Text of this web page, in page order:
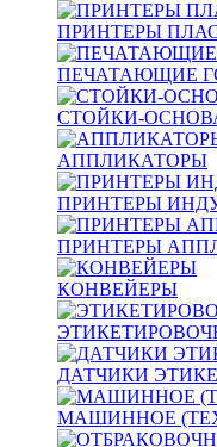
ПРИНТЕРЫ
ПЕЧАТАЮЩИЕ
СТОЙКИ-
АППЛИКАТОРЫ
ПРИНТЕРЫ
ПРИНТЕРЫ
КОНВЕЙЕРЫ
ДАТЧИКИ
МАШИННОЕ